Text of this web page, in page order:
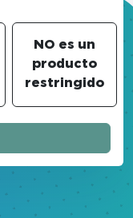
NO es un
producto
restringido